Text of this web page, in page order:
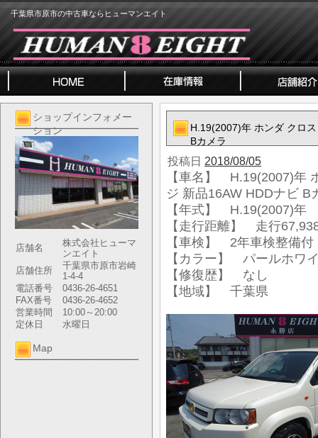
千葉県市原市の中古車ならヒューマンエイト
ショップインフォメー
ション
店舗名
株式会社ヒューマ
ンエイト
店舗住所
千葉県市原市岩崎
1-4-4
電話番号
0436-26-4651
FAX番号
0436-26-4652
営業時間
10:00～20:00
定休日
水曜日
Map
H.19(2007)年 ホンダ クロ
Bカメラ
投稿日 2018/08/05
【車名】 H.19(2007)年
ジ 新品16AW HDDナビ B
【年式】 H.19(2007)年
【走行距離】 走行
【車検】 2年車検整備付
【カラー】 パールホワ
【修復歴】 なし
【地域】 千葉県